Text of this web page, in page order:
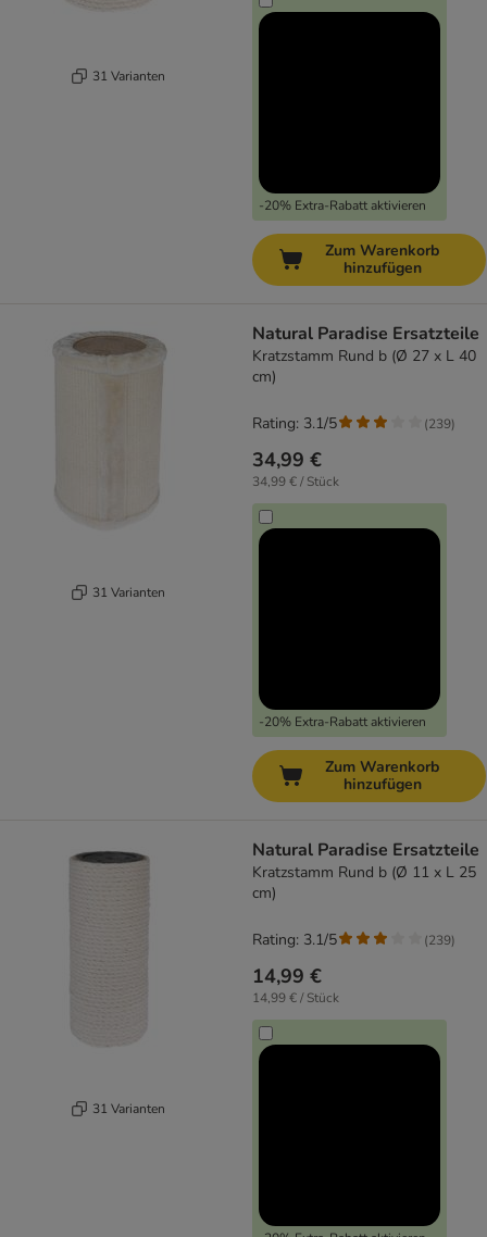
31 Varianten
-20% Extra-Rabatt aktivieren
Zum Warenkorb
hinzufügen
31 Varianten
Natural Paradise Ersatzteile
Kratzstamm Rund b (Ø 27 x L 40
cm)
34,99 €
34,99 € / Stück
-20% Extra-Rabatt aktivieren
Rating: 3.1/5 (239)
Zum Warenkorb
hinzufügen
31 Varianten
Natural Paradise Ersatzteile
Kratzstamm Rund b (Ø 11 x L 25
cm)
14,99 €
14,99 € / Stück
Rating: 3.1/5 (239)